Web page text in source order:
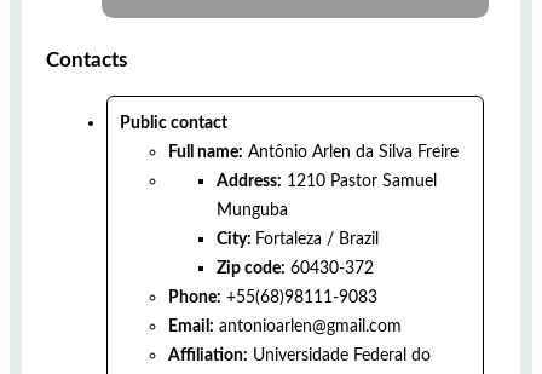
Contacts
Public contact
Full name: Antônio Arlen da Silva Freire
Address: 1210 Pastor Samuel
Munguba
City: Fortaleza / Brazil
Zip code: 60430-372
Phone: +55(68)98111-9083
Email: antonioarlen@gmail.com
Affiliation: Universidade Federal do